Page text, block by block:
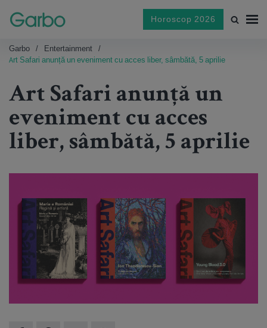
Horoscop 2026
Garbo
Entertainment
Art Safari anunță un eveniment cu acces liber, sâmbătă, 5 aprilie
Art Safari anunță un
eveniment cu acces
liber, sâmbătă, 5 aprilie